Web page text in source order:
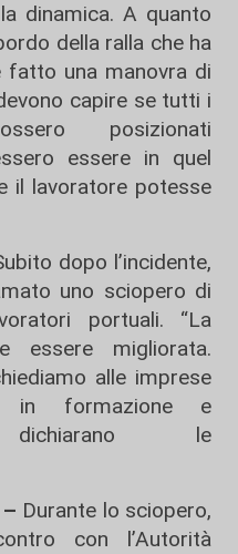
dinamica. A quanto
della ralla che ha
fatto una manovra di
capire se tutti i
posizionati
essere in quel
il lavoratore potesse
dopo l’incidente,
uno sciopero di
portuali. “La
essere migliorata.
alle imprese
formazione e
dichiarano le
Durante lo sciopero,
con l’Autorità